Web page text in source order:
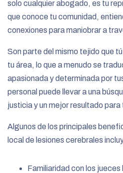
solo cualquier abogado, es tu
que conoce tu comunidad,
conexiones para maniobrar a
Son parte del mismo tejido que
tu área, lo que a menudo se
apasionada y determinada por
personal puede llevar a una
justicia y un mejor resultado para
Algunos de los principales
local de lesiones cerebrales
Familiaridad con los